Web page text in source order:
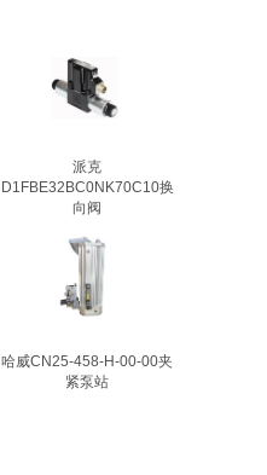
派克
D1FBE32BC0NK70C10换
向阀
哈威CN25-458-H-00-00夹
紧泵站